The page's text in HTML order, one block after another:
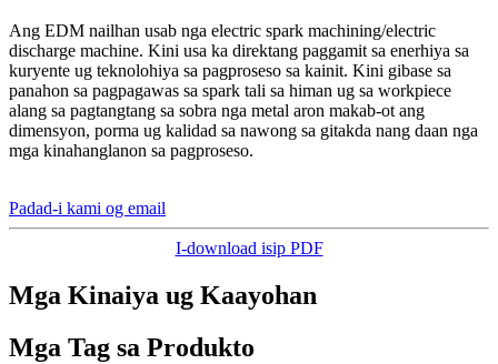
Ang EDM nailhan usab nga electric spark machining/electric
discharge machine. Kini usa ka direktang paggamit sa enerhiya sa
kuryente ug teknolohiya sa pagproseso sa kainit. Kini gibase sa
panahon sa pagpagawas sa spark tali sa himan ug sa workpiece
alang sa pagtangtang sa sobra nga metal aron makab-ot ang
dimensyon, porma ug kalidad sa nawong sa gitakda nang daan nga
mga kinahanglanon sa pagproseso.
Padad-i kami og email
I-download isip PDF
Mga Kinaiya ug Kaayohan
Mga Tag sa Produkto